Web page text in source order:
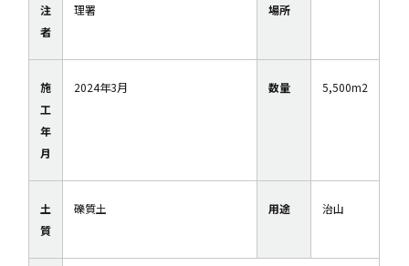
注
者
理署
場所
施
工
年
月
2024年3月 数量 5,500m2
土
質
礫質土 用途 治山